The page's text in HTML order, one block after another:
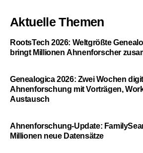
Aktuelle Themen
RootsTech 2026: Weltgrößte
bringt Millionen Ahnenforscher
Genealogica 2026: Zwei Wochen
Ahnenforschung mit Vorträgen,
Austausch
Ahnenforschung-Update:
Millionen neue Datensätze